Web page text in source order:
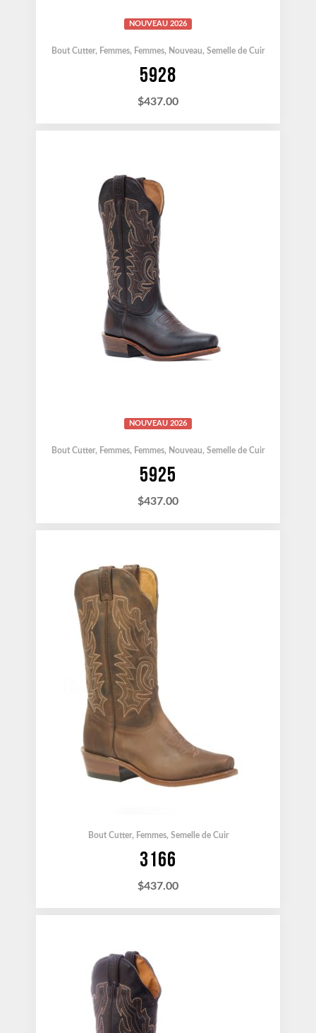
NOUVEAU 2026
Bout Cutter, Femmes, Femmes, Nouveau, Semelle de Cuir
5928
$437.00
NOUVEAU 2026
Bout Cutter, Femmes, Femmes, Nouveau, Semelle de Cuir
5925
$437.00
Bout Cutter, Femmes, Semelle de Cuir
3166
$437.00